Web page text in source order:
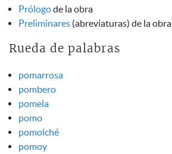
Prólogode la obra
Preliminares (abreviaturas) de la obra
Rueda de palabras
pomarrosa
pombero
pomela
pomo
pomolché
pomoy